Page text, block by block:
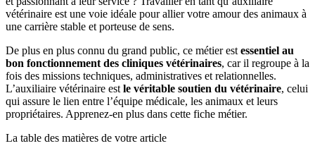
vétérinaire est une voie idéale pour allier votre amour des animaux à
une carrière stable et porteuse de sens.
De plus en plus connu du grand public, ce métier est essentiel au
bon fonctionnement des cliniques vétérinaires, car il regroupe à la
fois des missions techniques, administratives et relationnelles.
L’auxiliaire vétérinaire est le véritable soutien du vétérinaire, celui
qui assure le lien entre l’équipe médicale, les animaux et leurs
propriétaires. Apprenez-en plus dans cette fiche métier.
La table des matières de votre article